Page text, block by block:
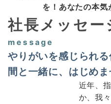
を！あなたの本気
社長メッセー
message
やりがいを感じられ
間と一緒に、はじめ
近年、
か、我